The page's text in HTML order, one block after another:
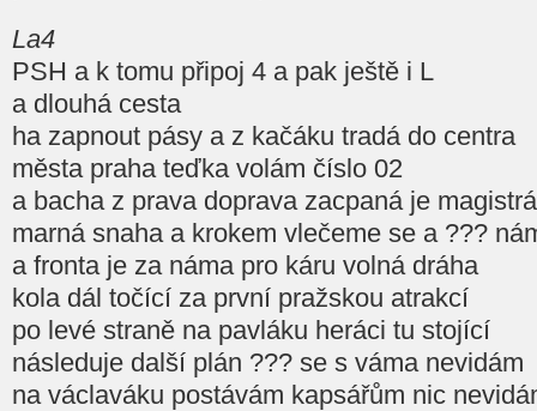
La4
PSH a k tomu připoj 4 a pak ještě i L
a dlouhá cesta
ha zapnout pásy a z kačáku tradá do centra
města praha teďka volám číslo 02
a bacha z prava doprava zacpaná je
marná snaha a krokem vlečeme se a ???
a fronta je za náma pro káru volná dráha
kola dál točící za první pražskou atrakcí
po levé straně na pavláku heráci tu stojící
následuje další plán ??? se s váma nevidám
na václaváku postávám kapsářům nic